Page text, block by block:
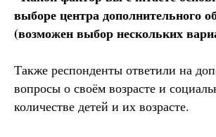
выборе центра дополнительного
(возможен выбор нескольких
Также респонденты ответили на
вопросы о своём возрасте и
количестве детей и их возрасте.